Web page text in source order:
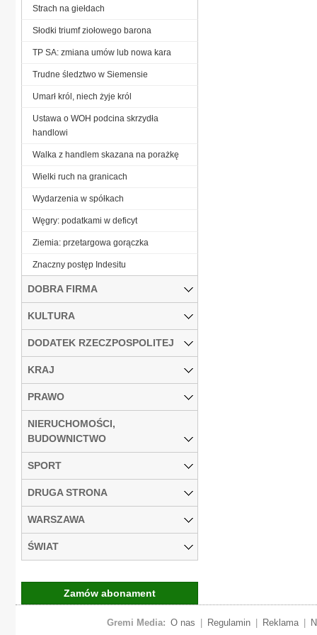
Strach na giełdach
Słodki triumf ziołowego barona
TP SA: zmiana umów lub nowa kara
Trudne śledztwo w Siemensie
Umarł król, niech żyje król
Ustawa o WOH podcina skrzydła
handlowi
Walka z handlem skazana na porażkę
Wielki ruch na granicach
Wydarzenia w spółkach
Węgry: podatkami w deficyt
Ziemia: przetargowa gorączka
Znaczny postęp Indesitu
DOBRA FIRMA
KULTURA
DODATEK RZECZPOSPOLITEJ
KRAJ
PRAWO
NIERUCHOMOŚCI,
BUDOWNICTWO
SPORT
DRUGA STRONA
WARSZAWA
ŚWIAT
Zamów abonament
Gremi Media: O nas Regulamin Reklama